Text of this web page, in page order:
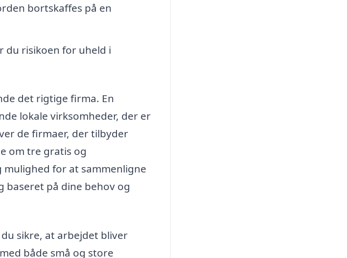
bortskaffes på en
du risikoen for uheld i
det rigtige firma. En
lokale virksomheder, der er
de firmaer, der tilbyder
om tre gratis og
for at sammenligne
på dine behov og
sikre, at arbejdet bliver
både små og store